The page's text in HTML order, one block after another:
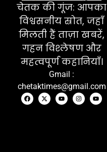
चेतक की गूंज: आपका
विश्वसनीय स्रोत, जहाँ
मिलती हैं ताज़ा खबरें,
गहन विश्लेषण और
महत्वपूर्ण कहानियाँ।
Gmail :
chetaktimes@gmail.com